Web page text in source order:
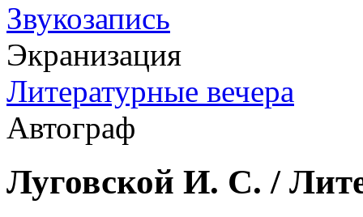
Звукозапись
Экранизация
Литературные вечера
Автограф
Луговской И. С. /